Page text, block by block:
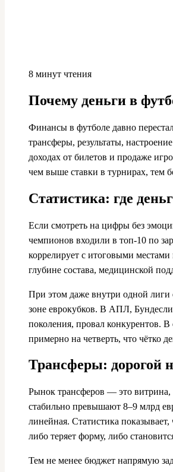
8 минут чтения
Почему деньги в
Финансы в футболе давно
трансферы, результаты,
доходах от билетов и продаже
чем выше ставки в турнирах, тем
Статистика: где
Если смотреть на цифры без
чемпионов входили в топ‑10 по
коррелирует с итоговыми местами
глубине состава, медицинской
При этом даже внутри одной лиги
зоне еврокубков. В АПЛ,
поколения, провал конкурентов.
примерно на четверть, что чётко
Трансферы: дорогой
Рынок трансферов — это витрина,
стабильно превышают 8–9 млрд
линейная. Статистика
либо теряет форму, либо
Тем не менее бюджет напрямую